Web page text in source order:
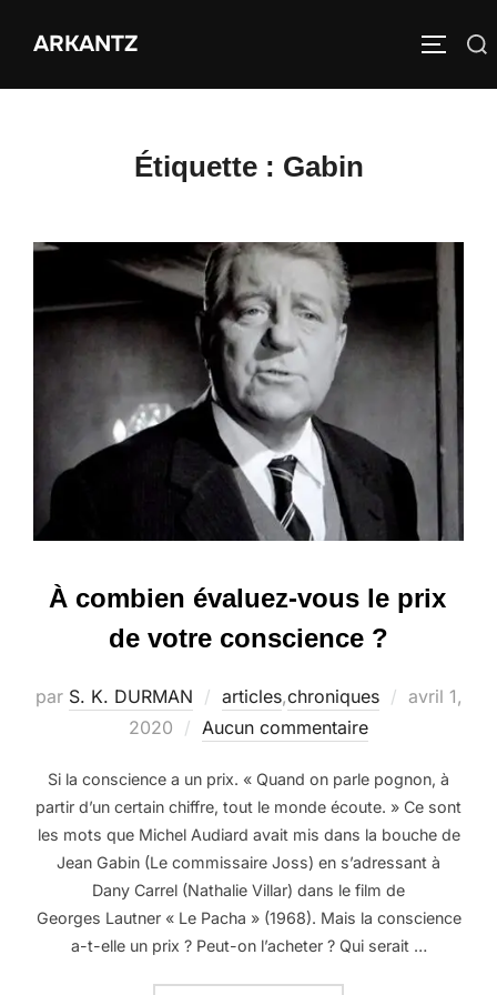
ARKANTZ Rechercher :
Étiquette : Gabin
À combien évaluez-vous le prix
de votre conscience ?
par S. K. DURMAN articles,chroniques
Publié
avril 1,
2020
Aucun commentaire
Si la conscience a un prix. « Quand on parle pognon, à
partir d’un certain chiffre, tout le monde écoute. » Ce sont
les mots que Michel Audiard avait mis dans la bouche de
Jean Gabin (Le commissaire Joss) en s’adressant à
Dany Carrel (Nathalie Villar) dans le film de
Georges Lautner « Le Pacha » (1968). Mais la conscience
a-t-elle un prix ? Peut-on l’acheter ? Qui serait …